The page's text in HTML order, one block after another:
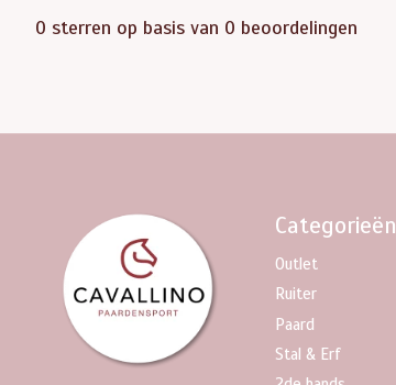
0 sterren op basis van 0 beoordelingen
Categorieën
Outlet
Ruiter
Paard
Stal & Erf